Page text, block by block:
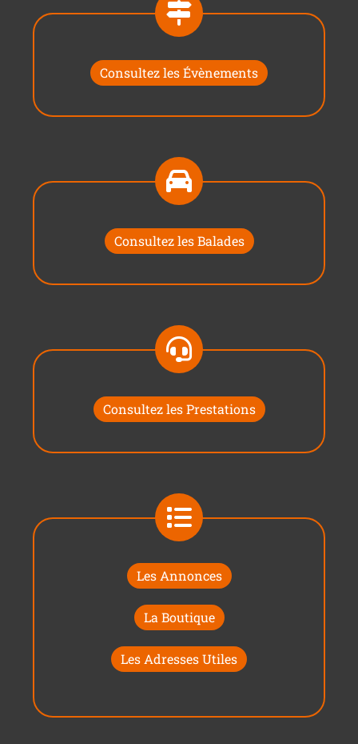
Consultez les Évènements
Consultez les Balades
Consultez les Prestations
Les Annonces
La Boutique
Les Adresses Utiles